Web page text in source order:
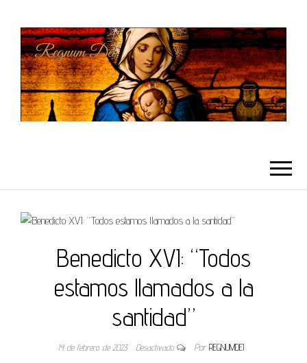
Benedicto XVI: “Todos
estamos llamados a la
santidad”
14 de febrero de 2023 Desactivado Por REGNUMDEI